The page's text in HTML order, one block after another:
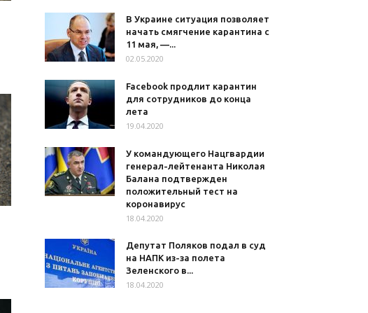
В Украине ситуация позволяет
начать смягчение карантина с
11 мая, —...
02.05.2020
Facebook продлит карантин
для сотрудников до конца
лета
19.04.2020
У командующего Нацгвардии
генерал-лейтенанта Николая
Балана подтвержден
положительный тест на
коронавирус
18.04.2020
Депутат Поляков подал в суд
на НАПК из-за полета
Зеленского в...
18.04.2020